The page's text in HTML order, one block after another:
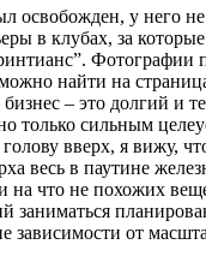
освобожден, у него
в клубах, за
Фотографии
найти на
– это долгий и
только сильным
вверх, я вижу,
весь в паутине
на что не похожих
заниматься
зависимости от